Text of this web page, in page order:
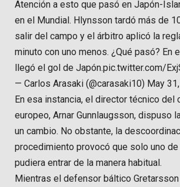
Atención a esto que pasó en Japón-
en el Mundial. Hlynsson tardó más de
salir del campo y el árbitro aplicó la
minuto con uno menos. ¿Qué pasó? En
llegó el gol de Japón.pic.twitter.com/
— Carlos Arasaki (@carasaki10) May
En esa instancia, el director técnico del
europeo, Arnar Gunnlaugsson, dispuso
un cambio. No obstante, la
procedimiento provocó que solo uno
pudiera entrar de la manera habitual.
Mientras el defensor báltico